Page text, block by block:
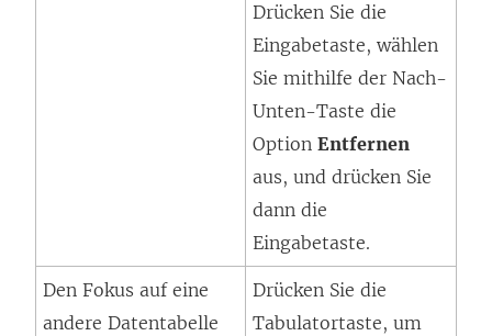
Drücken Sie die
Eingabetaste, wählen
Sie mithilfe der Nach-
Unten-Taste die
Option Entfernen
aus, und drücken Sie
dann die
Eingabetaste.
Den Fokus auf eine
andere Datentabelle
Drücken Sie die
Tabulatortaste, um